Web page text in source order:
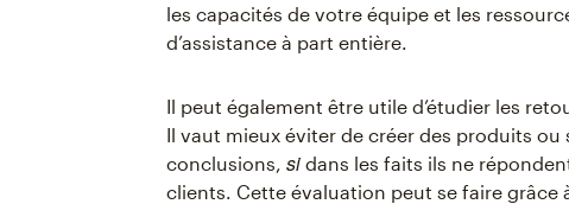
les capacités de votre équipe et les
d’assistance à part entière.
Il peut également être utile d’étudier les
Il vaut mieux éviter de créer des produits
conclusions, si dans les faits ils ne
clients. Cette évaluation peut se faire grâce